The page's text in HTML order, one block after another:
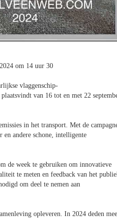
om 14 uur 30
vlaggenschip-
van 16 tot en met 22
in het transport. Met de
en andere schone, intelligente
de week te gebruiken om innovatieve
te meten en feedback van het
om deel te nemen aan
opleveren. In 2024 deden